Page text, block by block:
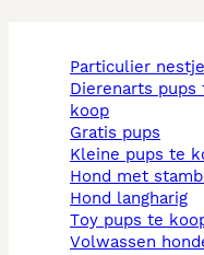
particulier
dierenarts pups te
koop
gratis pups
kleine pups te
hond met
hond langharig
toy pups te
volwassen